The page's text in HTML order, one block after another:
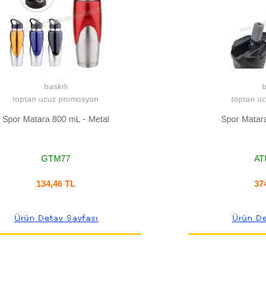
baskılı
toptan ucuz promosyon
Spor Matara 800 mL - Metal
GTM77
134,46 TL
toptan
Spor